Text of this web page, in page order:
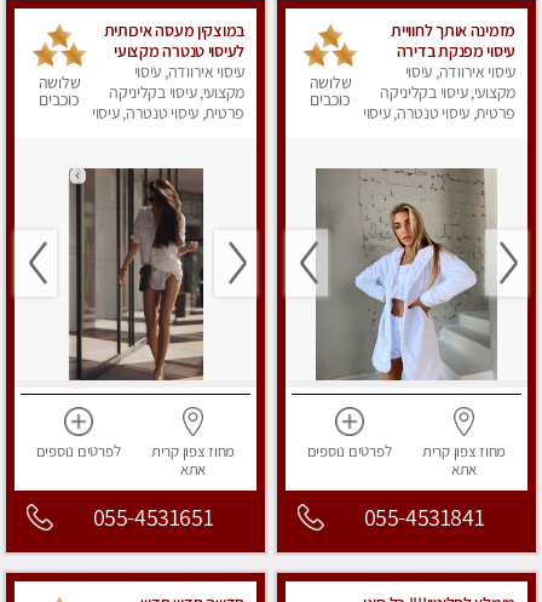
מזמינה אותך לחוויית
עיסוי מפנקת בדירה
פרטית Massage
עיסוי אירוודה, עיסוי
מקצועי, עיסוי בקליניקה
פרטית, עיסוי טנטרה, עיסוי
שלושה
כוכבים
מחוז צפוןקרית
אתא
לפרטים נוספים
055-4531841
במוצקין מעסה איכותית
לעיסוי טנטרה מקצועי
ומרגיעה
עיסוי אירוודה, עיסוי
מקצועי, עיסוי בקליניקה
פרטית, עיסוי טנטרה, עיסוי
שלושה
כוכבים
מחוז צפוןקרית
אתא
לפרטים נוספים
055-4531651